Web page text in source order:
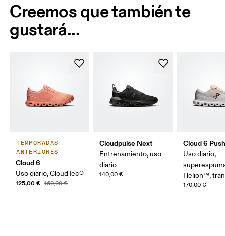
Creemos que también te
gustará...
TEMPORADAS
ANTERIORES
Cloud 6
Uso diario, CloudTec®
125,00 € 160,00 €
Cloudpulse Next
Entrenamiento, uso
diario
140,00 €
Cloud 6
Uso diario,
Helion™,
170,00 €